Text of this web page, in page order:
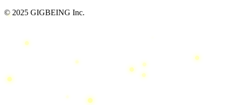
© 2025 GIGBEING Inc.